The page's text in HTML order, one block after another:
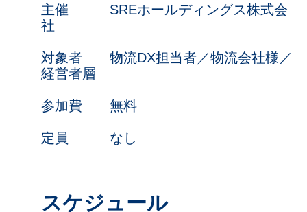
主催 SREホールディングス株式会
社
対象者 物流DX担当者／物流会社様／
経営者層
参加費 無料
定員 なし
スケジュール